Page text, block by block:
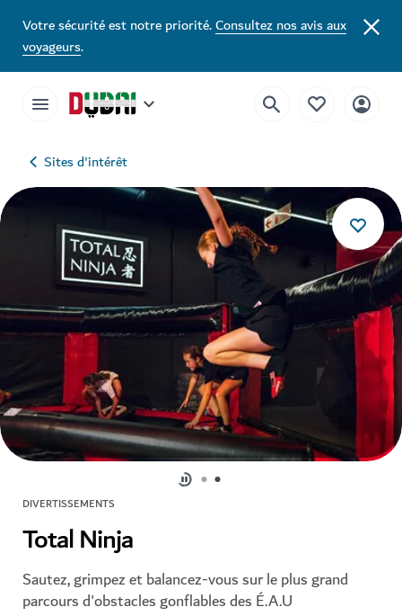
Votre sécurité est notre priorité.Consultez nos avis aux
voyageurs.
Sites d'intérêt
DIVERTISSEMENTS
Total Ninja
Sautez, grimpez et balancez-vous sur le plus grand
parcours d'obstacles gonflables des É.A.U